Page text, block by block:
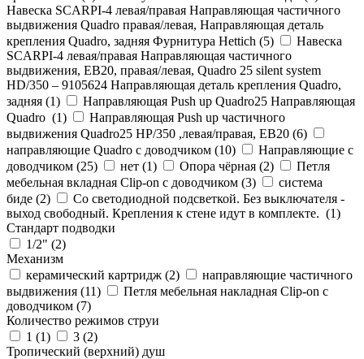
Навеска SCARPI-4 левая/правая Направляющая частичного
выдвижения Quadro правая/левая, Направляющая деталь
крепления Quadro, задняя Фурнитура Hettich (5)
Навеска
SCARPI-4 левая/правая Направляющая частичного
выдвижения, ЕВ20, правая/левая, Quadro 25 silent system
HD/350 – 9105624 Направляющая деталь крепления Quadro,
задняя (1)
Направляющая Push up Quadro25 Направляющая
Quadro (1)
Направляющая Push up частичного
выдвижения Quadro25 НР/350 ,левая/правая, ЕВ20 (6)
направляющие Quadro с доводчиком (10)
Направляющие с
доводчиком (25) нет (1) Опора чёрная (2)
Петля
мебельная вкладная Clip-on с доводчиком (3)
система
биде (2)
Со светодиодной подсветкой. Без выключателя -
выход свободный. Крепления к стене идут в комплекте. (1)
Стандарт подводки
1/2" (2)
Механизм
керамический картридж (2)
направляющие частичного
выдвижения (11)
Петля мебельная накладная Clip-on с
доводчиком (7)
Количество режимов струи
1 (1) 3 (2)
Тропический (верхний) душ